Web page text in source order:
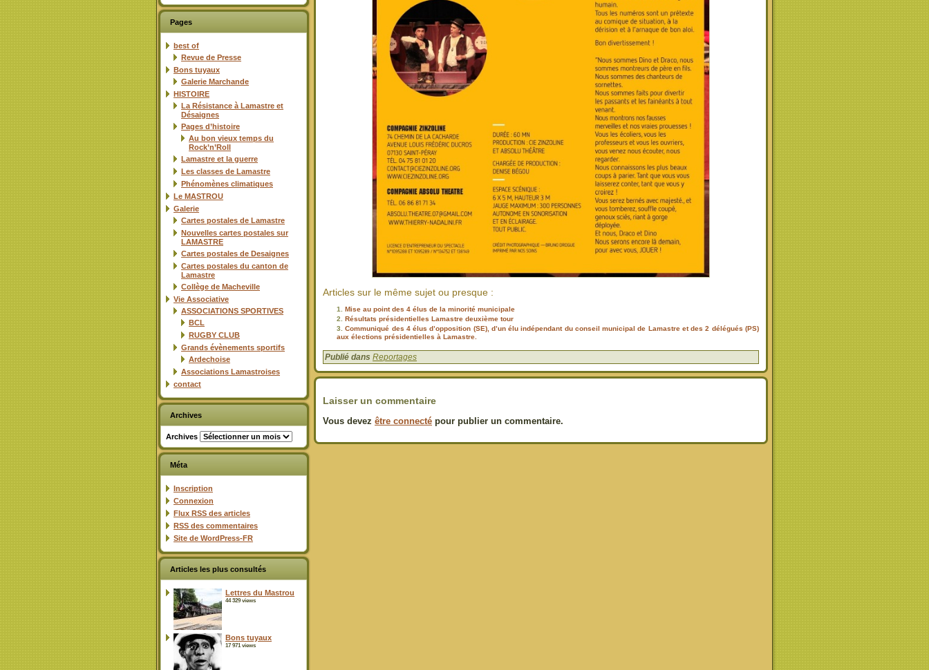
Pages
best of
Revue de Presse
Bons tuyaux
Galerie Marchande
HISTOIRE
La Résistance à Lamastre et
Désaignes
Pages d’histoire
Au bon vieux temps du
Rock’n’Roll
Lamastre et la guerre
Les classes de Lamastre
Phénomènes climatiques
Le MASTROU
Galerie
Cartes postales de Lamastre
Nouvelles cartes postales sur
LAMASTRE
Cartes postales de Desaignes
Cartes postales du canton de
Lamastre
Collège de Macheville
Vie Associative
ASSOCIATIONS SPORTIVES
BCL
RUGBY CLUB
Grands évènements sportifs
Ardechoise
Associations Lamastroises
contact
Archives
Archives
Méta
Inscription
Connexion
Flux RSS des articles
RSS des commentaires
Site de WordPress-FR
Articles les plus consultés
Lettres du Mastrou
44 329 views
Bons tuyaux
17 971 views
Articles sur le même sujet ou presque :
Mise au point des 4 élus de la minorité municipale
Résultats présidentielles Lamastre deuxième tour
Communiqué des 4 élus d’opposition (SE), d’un élu indépendant du conseil municipal de Lamastre et des 2 délégués (PS)
aux élections présidentielles à Lamastre.
Publié dans Reportages
Laisser un commentaire
Vous devez être connecté pour publier un commentaire.